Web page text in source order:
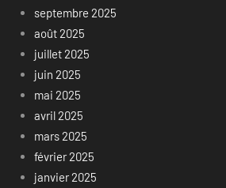
septembre 2025
août 2025
juillet 2025
juin 2025
mai 2025
avril 2025
mars 2025
février 2025
janvier 2025